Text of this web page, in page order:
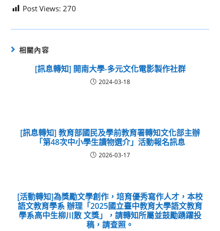
Post Views: 270
相關內容
[訊息轉知] 開南大學-多元文化電影製作社群
2024-03-18
[訊息轉知] 教育部國民及學前教育署轉知文化部主辦
「第48次中小學生讀物選介」活動報名訊息
2026-03-17
[活動轉知]為獎勵文學創作，培育優秀寫作人才，本校
語文教育學系 辦理「2025國立臺中教育大學語文教育
學系高中生柳川散 文獎」，請轉知所屬並鼓勵踴躍投
稿，請查照。